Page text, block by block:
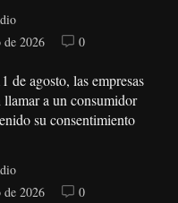
de 2026
0
de agosto, las empresas
a un consumidor
su consentimiento
de 2026
0